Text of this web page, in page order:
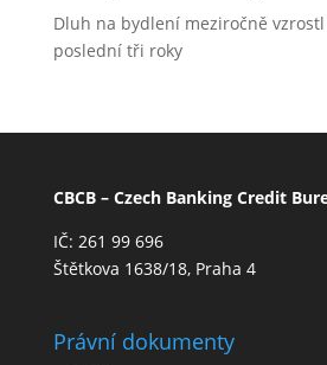
Dluh na bydlení meziročně vzrostl
poslední tři roky
CBCB – Czech Banking Credit
IČ: 261 99 696
Štětkova 1638/18, Praha 4
Právní dokumenty